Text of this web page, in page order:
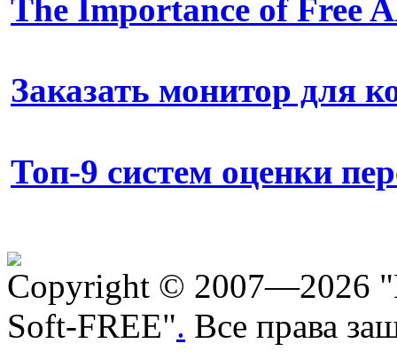
The Importance of Free
Заказать монитор для
Топ-9 систем оценки
Copyright © 2007—2026
Soft-FREE". Все права